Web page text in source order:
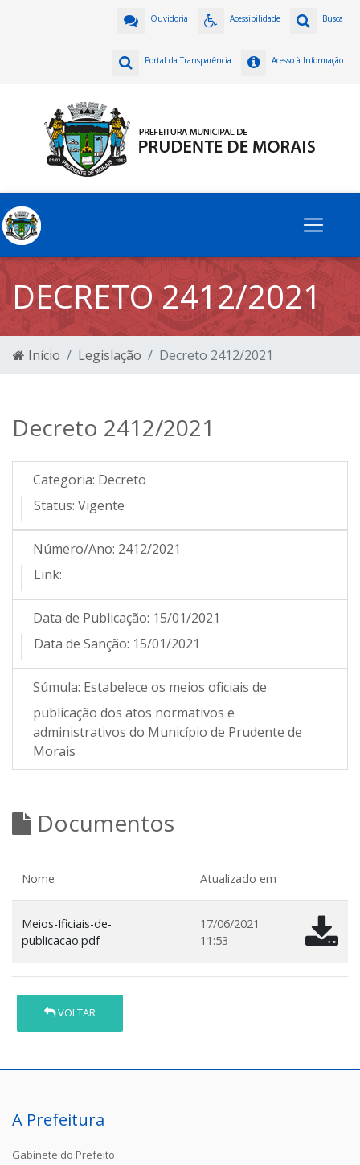
Busca
Acessibilidade
Ouvidoria
Acesso à Informação
Portal da Transparência
DECRETO 2412/2021
Início Legislação Decreto 2412/2021
Decreto 2412/2021
Categoria: Decreto
Status: Vigente
Número/Ano: 2412/2021
Link:
Data de Publicação: 15/01/2021
Data de Sanção: 15/01/2021
Súmula: Estabelece os meios oficiais de
publicação dos atos normativos e
administrativos do Município de Prudente de
Morais
Documentos
Nome Atualizado em
Meios-Ificiais-de-
publicacao.pdf
17/06/2021
11:53
VOLTAR
A Prefeitura
Gabinete do Prefeito